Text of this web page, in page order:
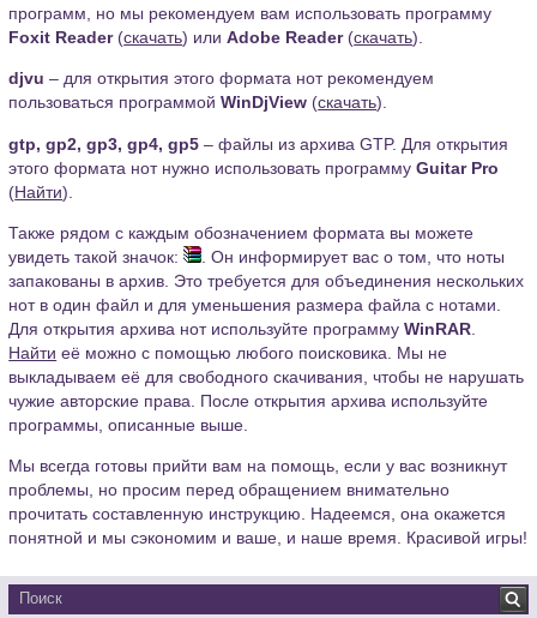
программ, но мы рекомендуем вам использовать программу
Foxit Reader(скачать) илиAdobe Reader(скачать).
djvu – для открытия этого формата нот рекомендуем
пользоваться программойWinDjView (скачать).
gtp, gp2, gp3, gp4, gp5 – файлы из архива GTP. Для открытия
этого формата нот нужно использовать программуGuitar Pro
(Найти).
Также рядом с каждым обозначением формата вы можете
увидеть такой значок:
. Он информирует вас о том, что ноты
запакованы в архив. Это требуется для объединения нескольких
нот в один файл и для уменьшения размера файла с нотами.
Для открытия архива нот используйте программуWinRAR
Найти её можно с помощью любого поисковика. Мы не
выкладываем её для свободного скачивания, чтобы не нарушать
чужие авторские права. После открытия архива используйте
программы, описанные выше.
Мы всегда готовы прийти вам на помощь, если у вас возникнут
проблемы, но просим перед обращением внимательно
прочитать составленную инструкцию. Надеемся, она окажется
понятной и мы сэкономим и ваше, и наше время. Красивой игры!